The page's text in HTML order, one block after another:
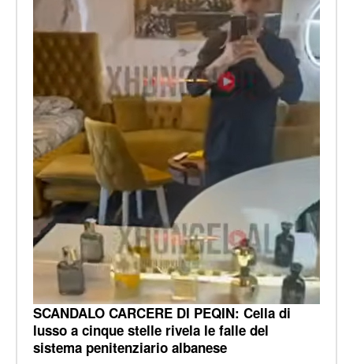
SCANDALO CARCERE DI PEQIN: Cella di
lusso a cinque stelle rivela le falle del
sistema penitenziario albanese